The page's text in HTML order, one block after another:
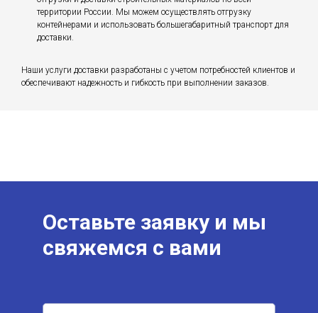
территории России. Мы можем осуществлять отгрузку
контейнерами и использовать большегабаритный транспорт для
доставки.
Наши услуги доставки разработаны с учетом потребностей клиентов и
обеспечивают надежность и гибкость при выполнении заказов.
Оставьте заявку и мы
свяжемся с вами